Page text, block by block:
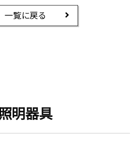
一覧に戻る
明器具